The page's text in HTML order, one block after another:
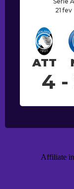
21 fev
ATT
4 -